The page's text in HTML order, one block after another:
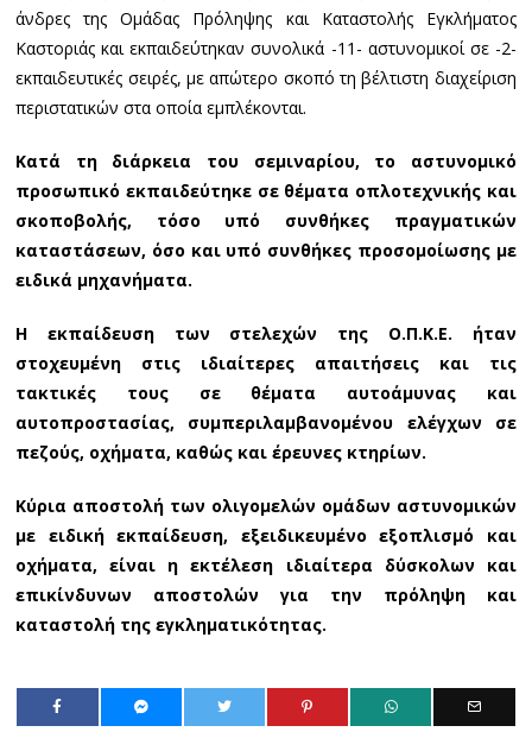
άνδρες της Ομάδας Πρόληψης και Καταστολής Εγκλήματος
Καστοριάς και εκπαιδεύτηκαν συνολικά -11- αστυνομικοί σε -2-
εκπαιδευτικές σειρές, με απώτερο σκοπό τη βέλτιστη διαχείριση
περιστατικών στα οποία εμπλέκονται.
Κατά τη διάρκεια του σεμιναρίου, το αστυνομικό
προσωπικό εκπαιδεύτηκε σε θέματα οπλοτεχνικής και
σκοποβολής, τόσο υπό συνθήκες πραγματικών
καταστάσεων, όσο και υπό συνθήκες προσομοίωσης με
ειδικά μηχανήματα.
Η εκπαίδευση των στελεχών της Ο.Π.Κ.Ε. ήταν
στοχευμένη στις ιδιαίτερες απαιτήσεις και τις
τακτικές τους σε θέματα αυτοάμυνας και
αυτοπροστασίας, συμπεριλαμβανομένου ελέγχων σε
πεζούς, οχήματα, καθώς και έρευνες κτηρίων.
Κύρια αποστολή των ολιγομελών ομάδων αστυνομικών
με ειδική εκπαίδευση, εξειδικευμένο εξοπλισμό και
οχήματα, είναι η εκτέλεση ιδιαίτερα δύσκολων και
επικίνδυνων αποστολών για την πρόληψη και
καταστολή της εγκληματικότητας.